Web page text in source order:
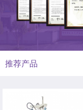
推荐产品